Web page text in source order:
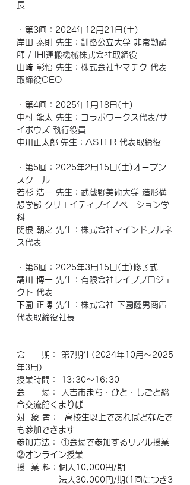
長
・第3回：2024年12月21日(土)
岸田 泰則
先生：釧路公立大学 非常勤講
師 / IHI運搬機械株式会社取締役
山﨑 彰悟 先生：株式会社ヤマチク 代表
取締役CEO
・第4回：2025年1月18日(土)
中村 龍太 先生：コラボワークス代表/サ
イボウズ 執行役員
中川正太郎 先生：ASTER 代表取締役
・第5回：2025年2月15日(土)オープン
スクール
若杉 浩一 先生：武蔵野美術大学 造形構
想学部 クリエイティブイノベーション学
科
関根 朝之 先生：株式会社マインドフルネ
ス代表
・第6回：2025年3月15日(土)修了式
請川 博一 先生：有限会社レイブプロジェ
クト 代表
下園 正博 先生：株式会社 下園薩男商店
代表取締役社長
--------------------------------
会　　期： 第7期生(2024年10月〜2025
年3月）
授業時間： 13:30〜16:30
会　　場： 人吉市まち・ひと・しごと総
合交流館くまりば
対  象 者：  高校生以上であればどなたで
も参加できます
参加方法： ①会場で参加するリアル授業
②オンライン授業
授  業 料：個人10,000円/期
法人30,000円/期(1回につき3